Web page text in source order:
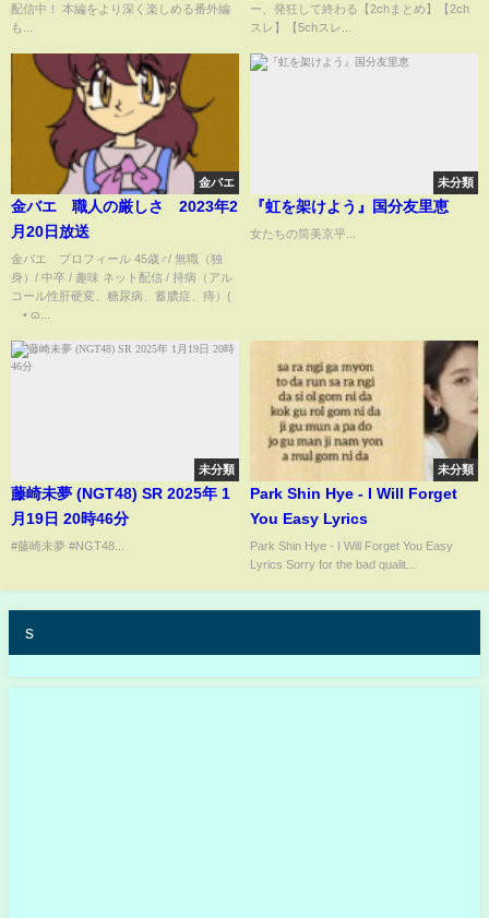
配信中！ 本編をより深く楽しめる番外編
も...
ー、発狂して終わる【2chまとめ】【2ch
スレ】【5chスレ...
金バエ
金バエ 職人の厳しさ 2023年2
月20日放送
金バエ プロフィール 45歳♂/ 無職（独
身）/ 中卒 / 趣味 ネット配信 / 持病（アル
コール性肝硬変、糖尿病、蓄膿症、痔）(
´• ɷ...
未分類
『虹を架けよう』国分友里恵
女たちの筒美京平...
未分類
藤崎未夢 (NGT48) SR 2025年 1
月19日 20時46分
#藤崎未夢 #NGT48...
未分類
Park Shin Hye - I Will Forget
You Easy Lyrics
Park Shin Hye - I Will Forget You Easy
Lyrics Sorry for the bad qualit...
s